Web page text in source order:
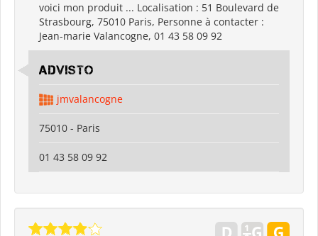
voici mon produit ... Localisation : 51 Boulevard de
Strasbourg, 75010 Paris, Personne à contacter :
Jean-marie Valancogne, 01 43 58 09 92
Advisto
jmvalancogne
75010 - Paris
01 43 58 09 92